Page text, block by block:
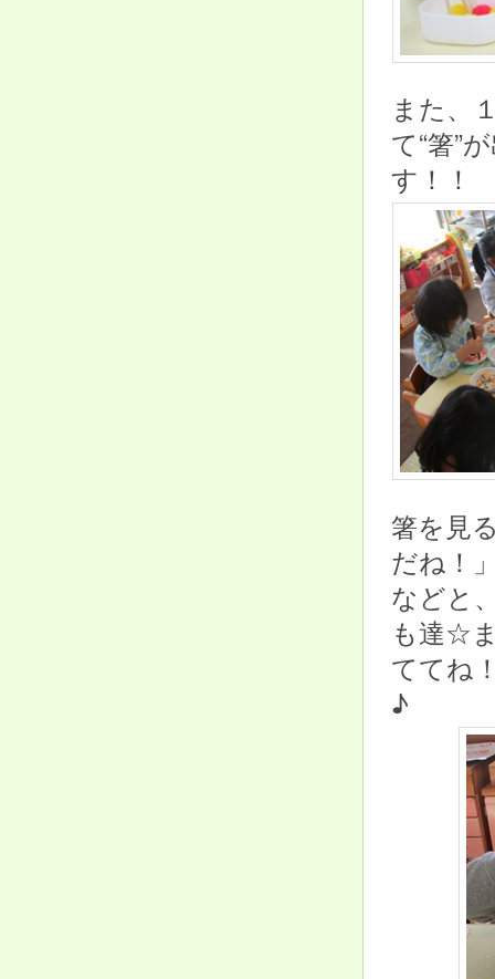
また、
て“箸”
す！！
箸を見
だね！
などと
も達☆
ててね
♪